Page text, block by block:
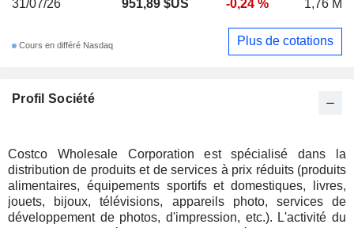
Profil Société
Costco Wholesale Corporation est spécialisé dans la
distribution de produits et de services à prix réduits (produits
alimentaires, équipements sportifs et domestiques, livres,
jouets, bijoux, télévisions, appareils photo, services de
développement de photos, d'impression, etc.). L'activité du
31/07/26
951,89 $US -0,24 % 1,76 M
Cours en différé Nasdaq Plus de cotations